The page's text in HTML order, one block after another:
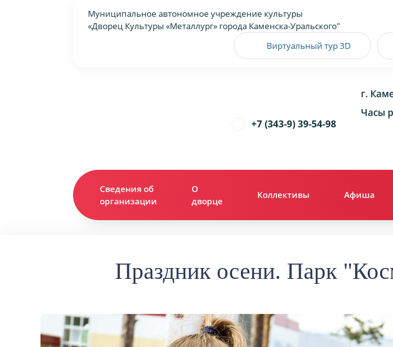
Муниципальное автономное учреждение культуры
«Дворец Культуры «Металлург» города Каменска-Уральского"
Виртуальный тур 3D
г.
Часы
+7 (343-9) 39-54-98
Сведения об
организации
О
дворце
Коллективы Афиша
Праздник осени. Парк